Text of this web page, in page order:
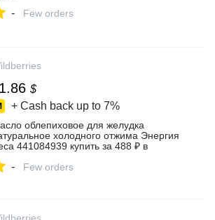
- Few orders
$
+ Cash back up to 7%
облепиховое для желудка
холодного отжима Энергия
441084939 купить за 488 ₽ в
- Few orders